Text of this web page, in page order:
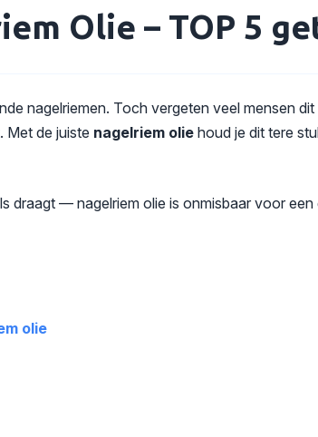
Olie – TOP 5
nagelriemen. Toch vergeten veel mensen
Met de juiste nagelriem olie houd je dit tere
draagt — nagelriem olie is onmisbaar voor
olie